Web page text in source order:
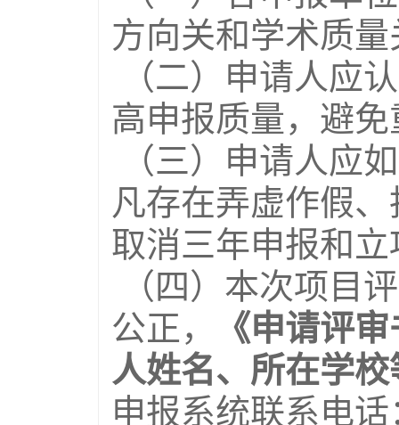
方向关和学术质
（二）申请人应
高申报质量，避
（三）申请人应
凡存在弄虚作假
取消三年申报和
（四）本次项目
公正，
《申请评
人姓名、所在学
申报系统联系电话